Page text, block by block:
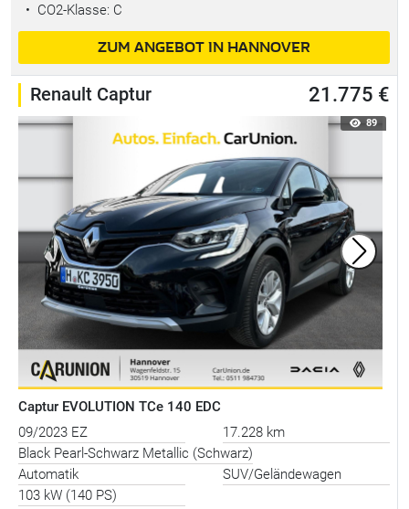
• CO2-Klasse: C
ZUM ANGEBOT IN HANNOVER
Renault Captur 21.775 €
89
Captur EVOLUTION TCe 140 EDC
09/2023 EZ
17.228 km
Black Pearl-Schwarz Metallic (Schwarz)
Automatik
SUV/Geländewagen
103 kW (140 PS)